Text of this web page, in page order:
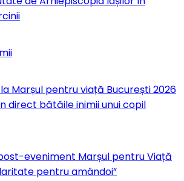
Marșul pentru viață București 2026
direct bătăile inimii unui copil
eveniment Marșul pentru Viață
pentru amândoi”